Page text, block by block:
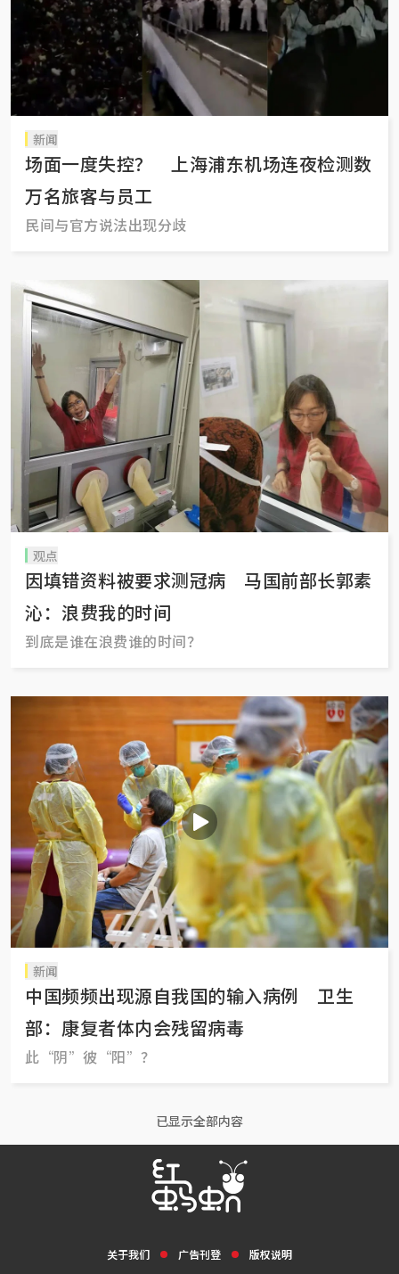
新闻
场面一度失控？ 上海浦东机场连夜检测数
万名旅客与员工
民间与官方说法出现分歧
观点
因填错资料被要求测冠病 马国前部长郭素
沁：浪费我的时间
到底是谁在浪费谁的时间？
新闻
中国频频出现源自我国的输入病例 卫生
部：康复者体内会残留病毒
此“阴”彼“阳”？
已显示全部内容
关于我们 广告刊登 版权说明